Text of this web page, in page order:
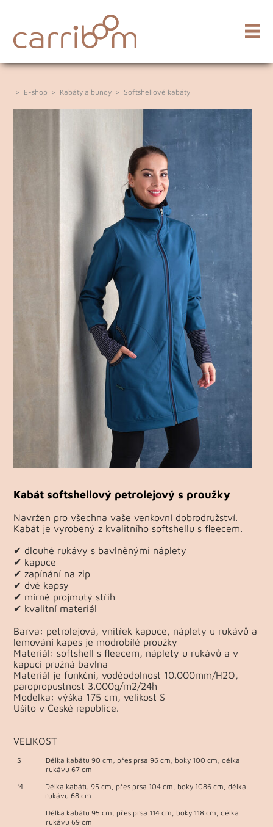
> E-shop > Kabáty a bundy > Softshellové kabáty
Kabát softshellový petrolejový s proužky
Navržen pro všechna vaše venkovní dobrodružství.
Kabát je vyrobený z kvalitního softshellu s fleecem.
✔ dlouhé rukávy s bavlněnými náplety
✔ kapuce
✔ zapínání na zip
✔ dvě kapsy
✔ mírně projmutý střih
✔ kvalitní materiál
Barva: petrolejová, vnitřek kapuce, náplety u rukávů a
lemování kapes je modrobílé proužky
Materiál: softshell s fleecem, náplety u rukávů a v
kapuci pružná bavlna
Materiál je funkční, voděodolnost 10.000mm/H2O,
paropropustnost 3.000g/m2/24h
Modelka: výška 175 cm, velikost S
Ušito v České republice.
VELIKOST
S
Délka kabátu 90 cm, přes prsa 96 cm, boky 100 cm, délka
rukávu 67 cm
M
Délka kabátu 95 cm, přes prsa 104 cm, boky 1086 cm, délka
rukávu 68 cm
L
Délka kabátu 95 cm, přes prsa 114 cm, boky 118 cm, délka
rukávu 69 cm